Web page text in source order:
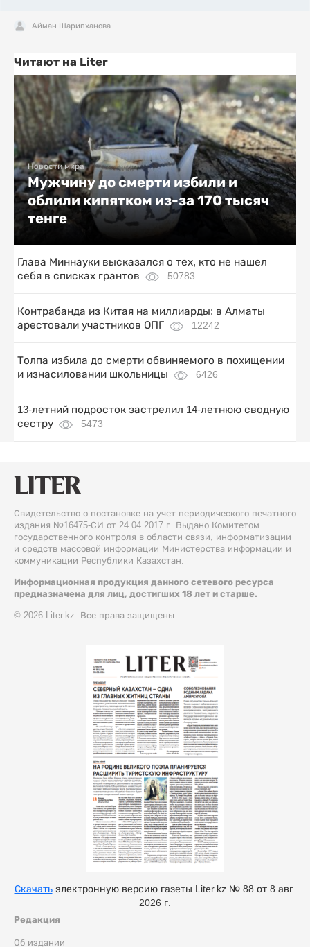
Айман Шарипханова
Читают на Liter
Новости мира
Мужчину до смерти избили и
облили кипятком из-за 170 тысяч
тенге
Глава Миннауки высказался о тех, кто не нашел
себя в списках грантов
50783
Контрабанда из Китая на миллиарды: в Алматы
арестовали участников ОПГ
12242
Толпа избила до смерти обвиняемого в похищении
и изнасиловании школьницы
6426
13-летний подросток застрелил 14-летнюю сводную
сестру
5473
Свидетельство о постановке на учет периодического печатного
издания №16475-СИ от 24.04.2017 г. Выдано Комитетом
государственного контроля в области связи, информатизации
и средств массовой информации Министерства информации и
коммуникации Республики Казахстан.
Информационная продукция данного сетевого ресурса
предназначена для лиц, достигших 18 лет и старше.
© 2026 Liter.kz. Все права защищены.
Редакция
Об издании
Скачатьэлектронную версию газеты Liter.kz № 88 от 8 авг.
2026 г.